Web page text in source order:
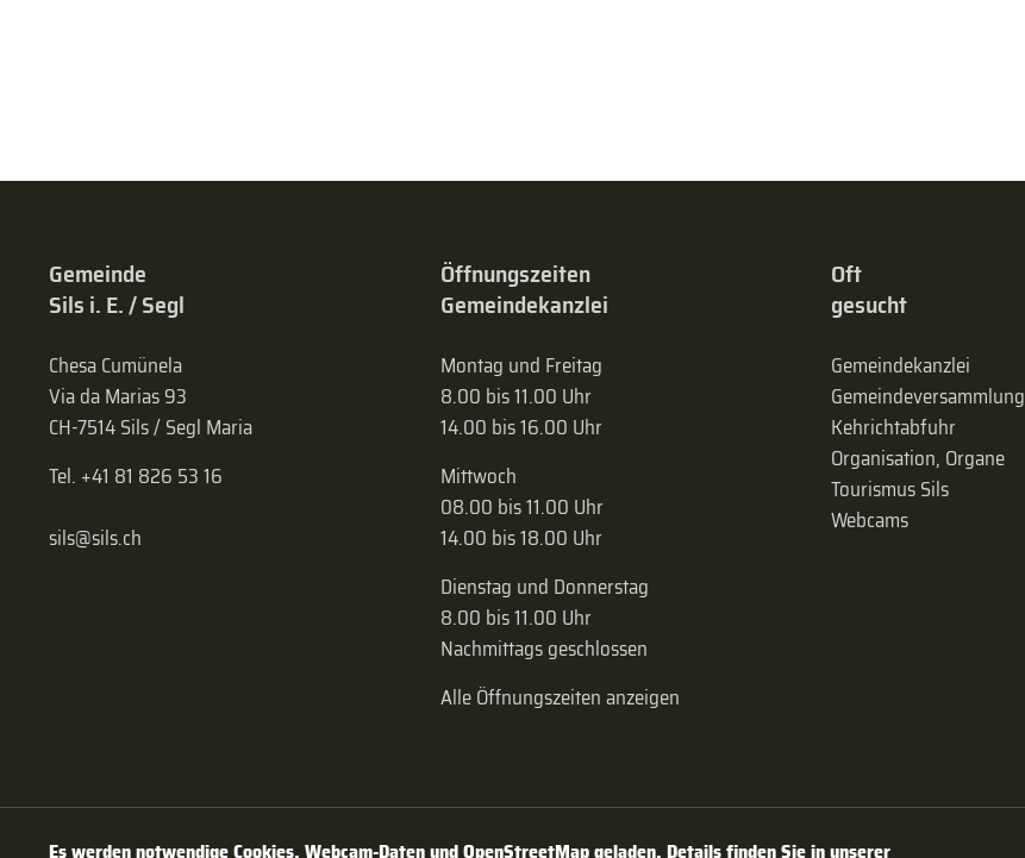
Gemeinde
Sils i. E. / Segl
Chesa Cumünela
Via da Marias 93
CH-7514 Sils / Segl Maria
Tel. +41 81 826 53 16
sils@sils.ch
Öffnungszeiten
Gemeindekanzlei
Montag und Freitag
8.00 bis 11.00 Uhr
14.00 bis 16.00 Uhr
Mittwoch
08.00 bis 11.00 Uhr
14.00 bis 18.00 Uhr
Dienstag und Donnerstag
8.00 bis 11.00 Uhr
Nachmittags geschlossen
Alle Öffnungszeiten anzeigen
Oft
gesucht
Gemeindekanzlei
Gemeinde­versammlung
Kehrichtabfuhr
Organisation, Organe
Tourismus Sils
Webcams
Es werden notwendige Cookies, Webcam-Daten und OpenStreetMap geladen. Details finden Sie in unserer